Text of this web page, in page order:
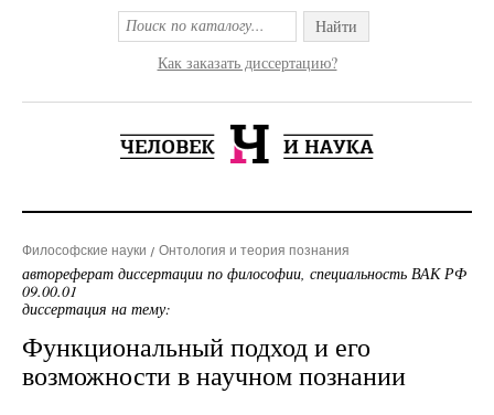
Найти
Как заказать диссертацию?
Философские науки Онтология и теория познания
автореферат диссертации по философии, специальность ВАК РФ
09.00.01
диссертация на тему:
Функциональный подход и его
возможности в научном познании